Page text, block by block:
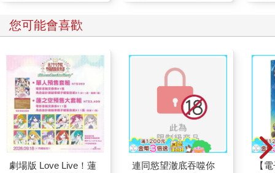
您可能會喜歡
劇場版 Love Live！蓮
連同慾望澈底吞噬你
【